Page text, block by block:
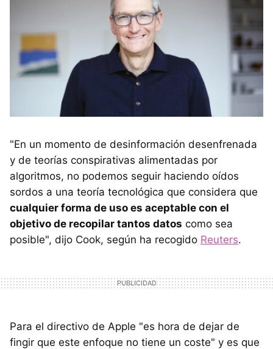
"En un momento de desinformación desenfrenada
y de teorías conspirativas alimentadas por
algoritmos, no podemos seguir haciendo oídos
sordos a una teoría tecnológica que considera que
cualquier forma de uso es aceptable con el
objetivo de recopilar tantos datos como sea
posible", dijo Cook, según ha recogido Reuters.
Para el directivo de Apple "es hora de dejar de
fingir que este enfoque no tiene un coste" y es que